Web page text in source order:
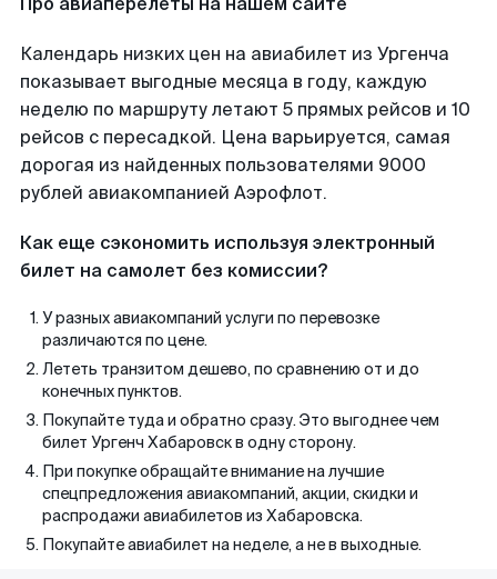
Календарь низких цен на авиабилет из Ургенча
показывает выгодные месяца в году, каждую
неделю по маршруту летают 5 прямых рейсов и 10
рейсов с пересадкой. Цена варьируется, самая
дорогая из найденных пользователями 9000
рублей авиакомпанией Аэрофлот.
Как еще сэкономить используя электронный
билет на самолет без комиссии?
У разных авиакомпаний услуги по перевозке
различаются по цене.
Лететь транзитом дешево, по сравнению от и до
конечных пунктов.
Покупайте туда и обратно сразу. Это выгоднее чем
билет Ургенч Хабаровск в одну сторону.
При покупке обращайте внимание на лучшие
спецпредложения авиакомпаний, акции, скидки и
распродажи авиабилетов из Хабаровска.
Покупайте авиабилет на неделе, а не в выходные.